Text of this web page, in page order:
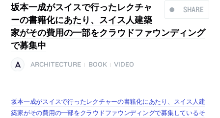
SHARE
坂本一成がスイスで行ったレクチャ
ーの書籍化にあたり、スイス人建築
家がその費用の一部をクラウドファウンディング
で募集中
ARCHITECTURE BOOK VIDEO
坂本一成がスイスで行ったレクチャーの書籍化にあたり、スイス人建
築家がその費用の一部をクラウドファウンディングで募集しているそ